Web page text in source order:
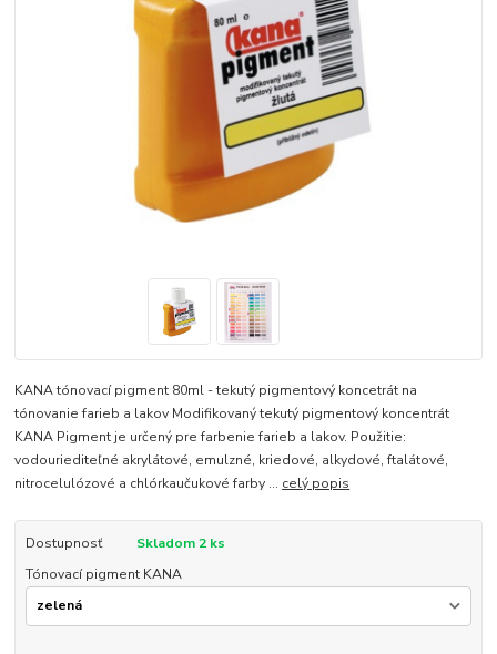
KANA tónovací pigment 80ml - tekutý pigmentový koncetrát na
tónovanie farieb a lakov Modifikovaný tekutý pigmentový koncentrát
KANA Pigment je určený pre farbenie farieb a lakov. Použitie:
vodouriediteľné akrylátové, emulzné, kriedové, alkydové, ftalátové,
nitrocelulózové a chlórkaučukové farby ... celý popis
Dostupnosť
Skladom 2 ks
Tónovací pigment KANA